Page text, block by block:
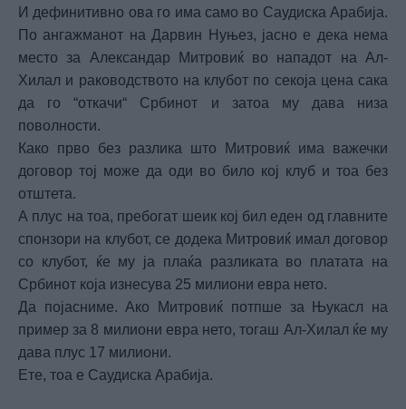
И дефинитивно ова го има само во Саудиска Арабија.
По ангажманот на Дарвин Нуњез, јасно е дека нема
место за Александар Митровиќ во нападот на Ал-
Хилал и раководството на клубот по секоја цена сака
да го “откачи“ Србинот и затоа му дава низа
поволности.
Како прво без разлика што Митровиќ има важечки
договор тој може да оди во било кој клуб и тоа без
отштета.
А плус на тоа, пребогат шеик кој бил еден од главните
спонзори на клубот, се додека Митровиќ имал договор
со клубот, ќе му ја плаќа разликата во платата на
Србинот која изнесува 25 милиони евра нето.
Да појасниме. Ако Митровиќ потпше за Њукасл на
пример за 8 милиони евра нето, тогаш Ал-Хилал ќе му
дава плус 17 милиони.
Ете, тоа е Саудиска Арабија.